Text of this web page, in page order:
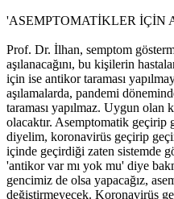
'ASEMPTOMATİKLER
Prof. Dr. İlhan, semptom
aşılanacağını, bu kişilerin
için ise antikor taraması
aşılamalarda, pandemi
taraması yapılmaz. Uygun olan
olacaktır. Asemptomatik
diyelim, koronavirüs geçirip
içinde geçirdiği zaten sistemde
'antikor var mı yok mu' diye
gencimiz de olsa yapacağız,
değiştirmeyecek. Koronavirüs